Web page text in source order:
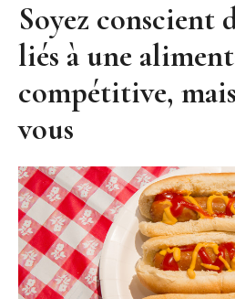
Soyez conscient
liés à une
compétitive,
vous